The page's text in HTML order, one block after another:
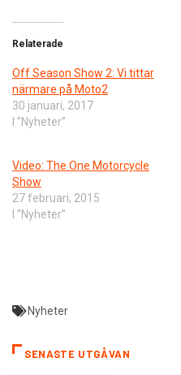
Relaterade
Off Season Show 2: Vi tittar
närmare på Moto2
30 januari, 2017
I ”Nyheter”
Video: The One Motorcycle
Show
27 februari, 2015
I ”Nyheter”
Nyheter
SENASTE UTGÅVAN